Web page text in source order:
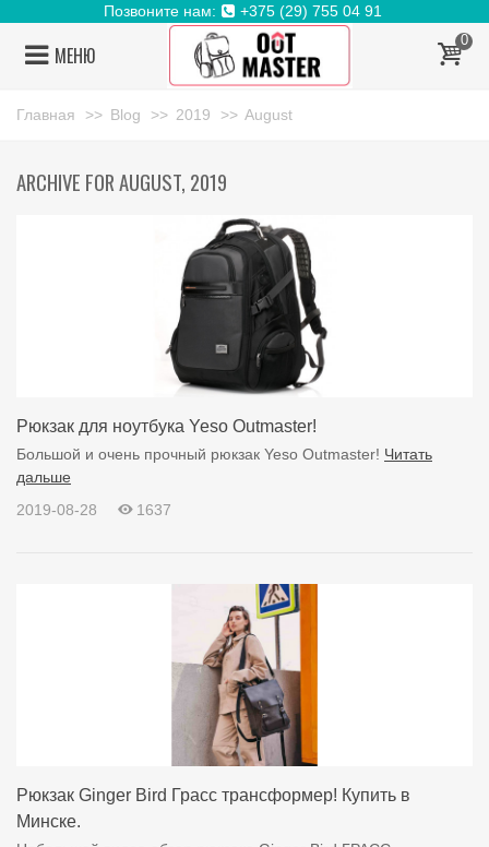
Позвоните нам: +375 (29) 755 04 91
МЕНЮ
0
Главная >> Blog >> 2019 >> August
ARCHIVE FOR AUGUST, 2019
Рюкзак для ноутбука Yeso Outmaster!
Большой и очень прочный рюкзак Yeso Outmaster! Читать
дальше
2019-08-28
1637
Рюкзак Ginger Bird Грасс трансформер! Купить в
Минске.